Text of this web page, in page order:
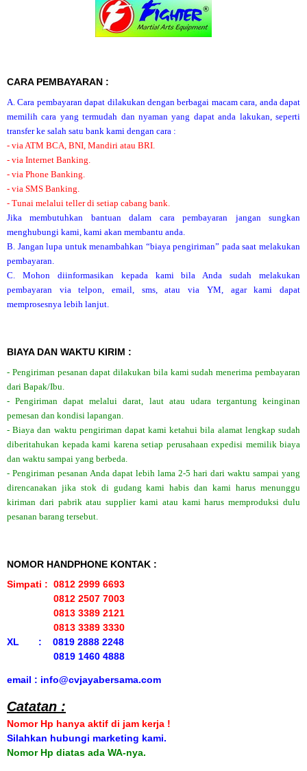
CARA PEMBAYARAN :
A. Cara pembayaran dapat dilakukan dengan berbagai macam cara, anda dapat
memilih cara yang termudah dan nyaman yang dapat anda lakukan, seperti
transfer ke salah satu bank kami dengan cara :
- via ATM BCA, BNI, Mandiri atau BRI.
- via Internet Banking.
- via Phone Banking.
- via SMS Banking.
- Tunai melalui teller di setiap cabang bank.
Jika membutuhkan bantuan dalam cara pembayaran jangan sungkan
menghubungi kami, kami akan membantu anda.
B. Jangan lupa untuk menambahkan “biaya pengiriman” pada saat melakukan
pembayaran.
C. Mohon diinformasikan kepada kami bila Anda sudah melakukan
pembayaran via telpon, email, sms, atau via YM, agar kami dapat
memprosesnya lebih lanjut.
BIAYA DAN WAKTU KIRIM :
- Pengiriman pesanan dapat dilakukan bila kami sudah menerima pembayaran
dari Bapak/Ibu.
- Pengiriman dapat melalui darat, laut atau udara tergantung keinginan
pemesan dan kondisi lapangan.
- Biaya dan waktu pengiriman dapat kami ketahui bila alamat lengkap sudah
diberitahukan kepada kami karena setiap perusahaan expedisi memilik biaya
dan waktu sampai yang berbeda.
- Pengiriman pesanan Anda dapat lebih lama 2-5 hari dari waktu sampai yang
direncanakan jika stok di gudang kami habis dan kami harus menunggu
kiriman dari pabrik atau supplier kami atau kami harus memproduksi dulu
pesanan barang tersebut.
NOMOR HANDPHONE KONTAK :
Simpati : 0812 2999 6693
0812 2507 7003
0813 3389 2121
0813 3389 3330
XL : 0819 2888 2248
0819 1460 4888
email : info@cvjayabersama.com
Catatan :
Nomor Hp hanya aktif di jam kerja !
Silahkan hubungi marketing kami.
Nomor Hp diatas ada WA-nya.